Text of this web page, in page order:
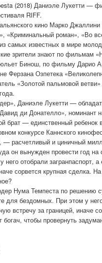
(2018) Даниэле Лукетти —
RIFF.
кино Марко
«Криминальный роман», «Во
самых известных в мире
зрители знают по фильмам
Бинош, по фильму Дарио
Ферзана Озпетека
«Золотой пальмовой ветви»
Даниэле Лукетти —
ди Донателло», номинант
брат — единственный ребенок
конкурсе Каннского
— расчетливый и циничный
он вынужден провести год на
отобрали загранпаспорт,
сорвется крупная сделка.
Нума Темпеста по решению
для бездомных. При этом у
встречу за границей, иначе
чтобы провернуть